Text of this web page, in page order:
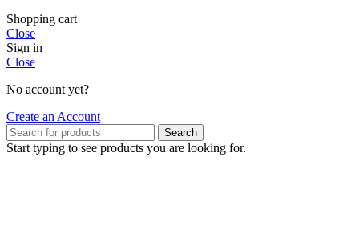
Shopping cart
Close
Sign in
Close
No account yet?
Create an Account
Search
Start typing to see products you are looking for.